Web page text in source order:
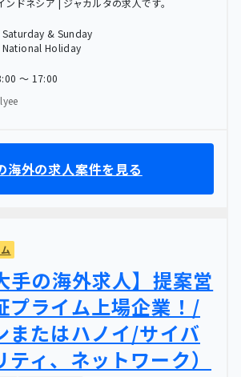
ンドネシア | ジャカルタの求人です。
Saturday & Sunday
National Holiday
〜 17:00
海外の求人案件を見る
手の海外求人】提案営
プライム上場企業！/
またはハノイ/サイバ
ィ、ネットワーク）